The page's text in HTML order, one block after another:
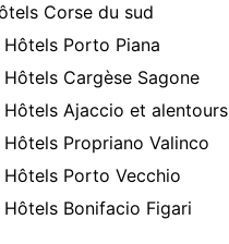
Corse du sud
Hôtels Porto Piana
Hôtels Cargèse Sagone
Hôtels Ajaccio et alentours
Hôtels Propriano Valinco
Hôtels Porto Vecchio
Hôtels Bonifacio Figari